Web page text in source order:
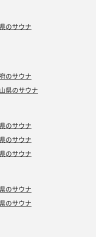
のサウナ
のサウナ
県のサウナ
のサウナ
のサウナ
のサウナ
のサウナ
のサウナ